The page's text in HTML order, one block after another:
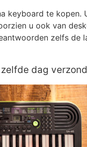
keyboard te
u ook van
zelfs
dag